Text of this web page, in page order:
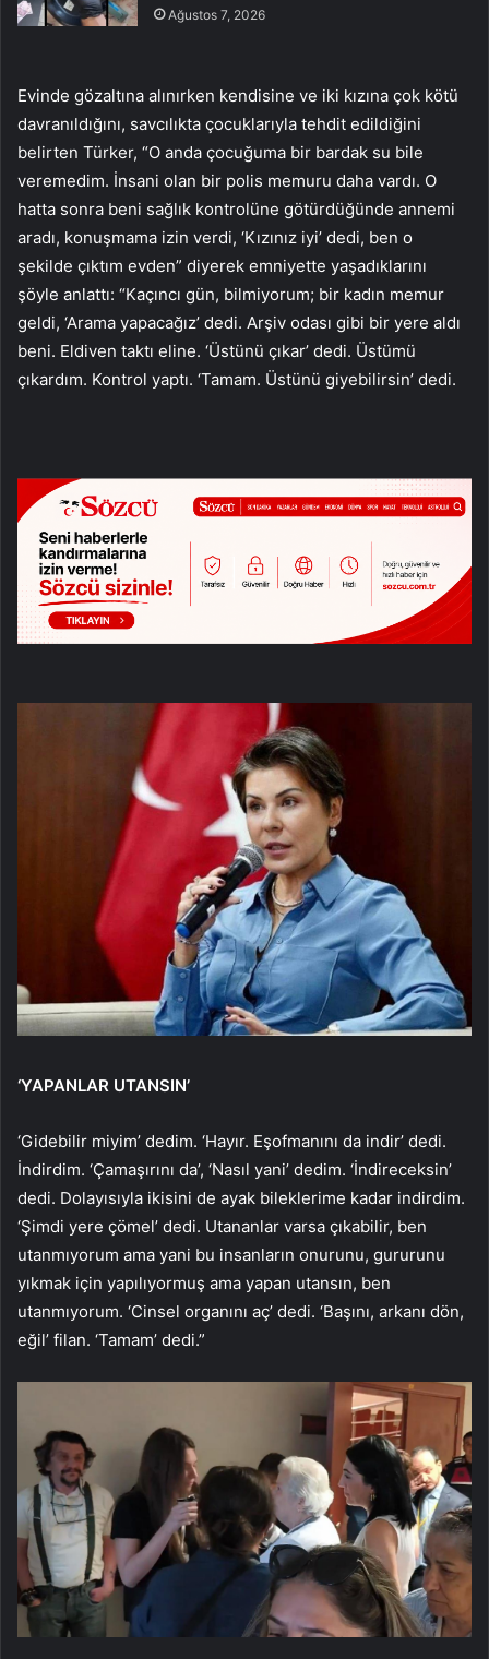
Ağustos 7, 2026
Evinde gözaltına alınırken kendisine ve iki kızına çok kötü
davranıldığını, savcılıkta çocuklarıyla tehdit edildiğini
belirten Türker, “O anda çocuğuma bir bardak su bile
veremedim. İnsani olan bir polis memuru daha vardı. O
hatta sonra beni sağlık kontrolüne götürdüğünde annemi
aradı, konuşmama izin verdi, ‘Kızınız iyi’ dedi, ben o
şekilde çıktım evden” diyerek emniyette yaşadıklarını
şöyle anlattı: “Kaçıncı gün, bilmiyorum; bir kadın memur
geldi, ‘Arama yapacağız’ dedi. Arşiv odası gibi bir yere aldı
beni. Eldiven taktı eline. ‘Üstünü çıkar’ dedi. Üstümü
çıkardım. Kontrol yaptı. ‘Tamam. Üstünü giyebilirsin’ dedi.
‘YAPANLAR UTANSIN’
‘Gidebilir miyim’ dedim. ‘Hayır. Eşofmanını da indir’ dedi.
İndirdim. ‘Çamaşırını da’, ‘Nasıl yani’ dedim. ‘İndireceksin’
dedi. Dolayısıyla ikisini de ayak bileklerime kadar indirdim.
‘Şimdi yere çömel’ dedi. Utananlar varsa çıkabilir, ben
utanmıyorum ama yani bu insanların onurunu, gururunu
yıkmak için yapılıyormuş ama yapan utansın, ben
utanmıyorum. ‘Cinsel organını aç’ dedi. ‘Başını, arkanı dön,
eğil’ filan. ‘Tamam’ dedi.”